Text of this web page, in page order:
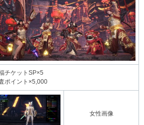
チケットSP×5
ポイント×5,000
女性画像